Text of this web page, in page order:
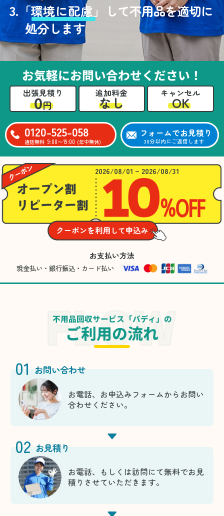
3. 「環境に配慮」
して不用品を適切に
処分します
お気軽にお問い合わせください！
出張見積り
0円
追加料金
なし
キャンセル
OK
0120-525-058
通話無料 9:00〜19:00 (年中無休)
フォームでお見積り
30分以内にご返信します
2026/08/01 ~ 2026/08/31
お支払い方法
現金払い・銀行振込・カード払い
不用品回収サービス「バディ」の
ご利用の流れ
01 お問い合わせ
お電話、お申込みフォームからお問い
合わせください。
02 お見積り
お電話、もしくは訪問にて無料でお見
積りさせていただきます。